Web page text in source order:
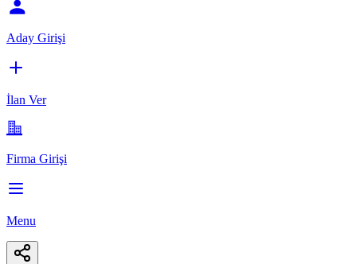
Aday Girişi
İlan Ver
Firma Girişi
Menu